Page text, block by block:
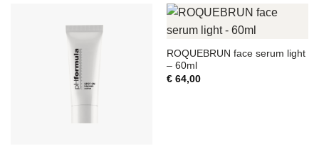
ROQUEBRUN face serum light
– 60ml
€64,00